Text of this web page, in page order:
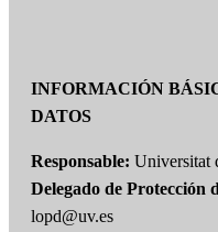
INFORMACIÓN
DATOS
Responsable: Universitat
Delegado de Protección
lopd@uv.es